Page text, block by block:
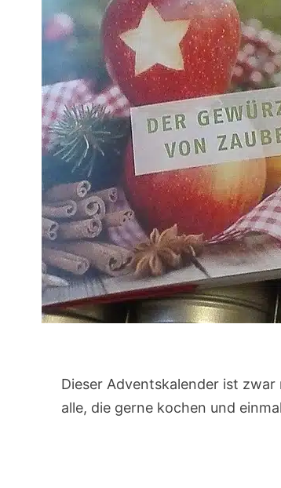
Dieser Adventskalender ist
alle, die gerne kochen und